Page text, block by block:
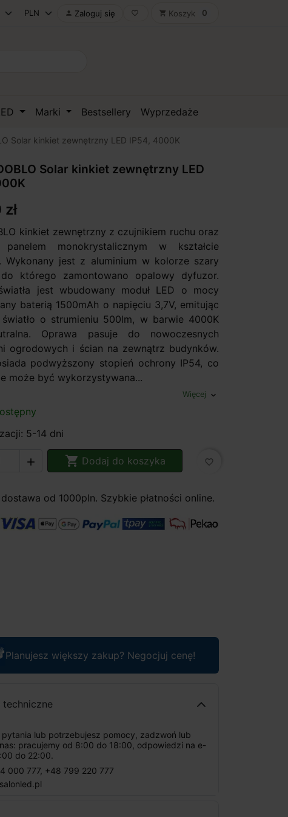
 Zaloguj się favorite_border shopping_cart Koszyk 0
Marki Bestsellery Wyprzedaże
Solar kinkiet zewnętrzny LED IP54, 4000K
Solar kinkiet zewnętrzny LED
kinkiet zewnętrzny z czujnikiem ruchu oraz
panelem monokrystalicznym w kształcie
Wykonany jest z aluminium w kolorze szary
którego zamontowano opalowy dyfuzor.
jest wbudowany moduł LED o mocy
baterią 1500mAh o napięciu 3,7V, emitując
o strumieniu 500lm, w barwie 4000K
Oprawa pasuje do nowoczesnych
ogrodowych i ścian na zewnątrz budynków.
podwyższony stopień ochrony IP54, co
może być wykorzystywana...
Więcej expand_more
5-14 dni
  Dodaj do koszyka favorite_border
od 1000pln. Szybkie płatności online.
Planujesz większy zakup? Negocjuj cenę!
techniczne
pytania lub potrzebujesz pomocy, zadzwoń lub
pracujemy od 8:00 do 18:00, odpowiedzi na e-
do 22:00.
000 777, +48 799 220 777